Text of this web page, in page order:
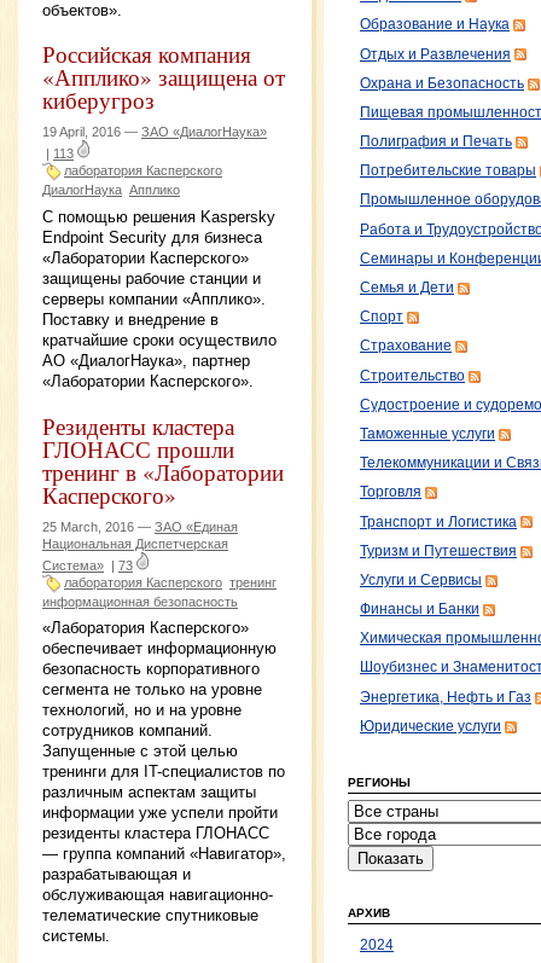
объектов».
Российская компания
«Апплико» защищена от
киберугроз
19 April, 2016 — ЗАО «ДиалогНаука»
113
лаборатория Касперского
ДиалогНаука Апплико
С помощью решения Kaspersky
Endpoint Security для бизнеса
«Лаборатории Касперского»
защищены рабочие станции и
серверы компании «Апплико».
Поставку и внедрение в
кратчайшие сроки осуществило
АО «ДиалогНаука», партнер
«Лаборатории Касперского».
Резиденты кластера
ГЛОНАСС прошли
тренинг в «Лаборатории
Касперского»
25 March, 2016 — ЗАО «Единая
Национальная Диспетчерская
Система» | 73
лаборатория Касперского тренинг
информационная безопасность
«Лаборатория Касперского»
обеспечивает информационную
безопасность корпоративного
сегмента не только на уровне
технологий, но и на уровне
сотрудников компаний.
Запущенные с этой целью
тренинги для IT-специалистов по
различным аспектам защиты
информации уже успели пройти
резиденты кластера ГЛОНАСС
— группа компаний «Навигатор»,
разрабатывающая и
обслуживающая навигационно-
телематические спутниковые
системы.
Образование и Наука
Отдых и Развлечения
Охрана и Безопасность
Пищевая
Полиграфия и Печать
Потребительские товары
Промышленное
Работа и
Семинары и
Семья и Дети
Спорт
Страхование
Строительство
Судостроение и
Таможенные услуги
Телекоммуникации и
Торговля
Транспорт и Логистика
Туризм и Путешествия
Услуги и Сервисы
Финансы и Банки
Химическая
Шоубизнес и
Энергетика, Нефть и Газ
Юридические услуги
РЕГИОНЫ
АРХИВ
2024